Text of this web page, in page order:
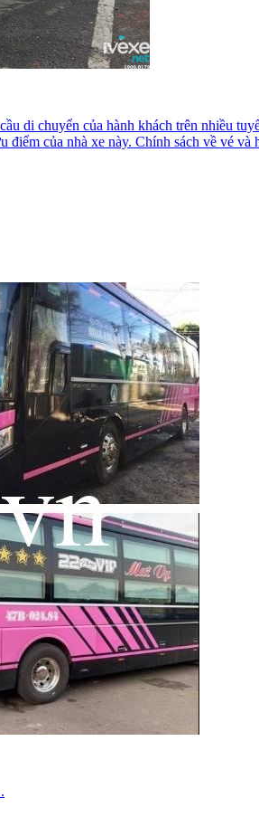
di chuyển của hành khách trên nhiều
điểm của nhà xe này. Chính sách về vé